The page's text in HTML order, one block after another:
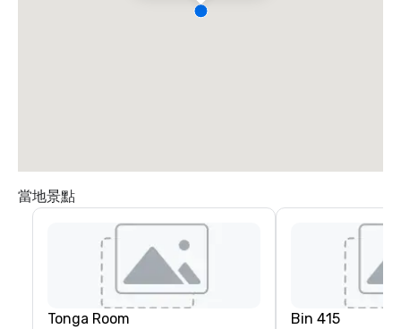
當地景點
Tonga Room Bin 415